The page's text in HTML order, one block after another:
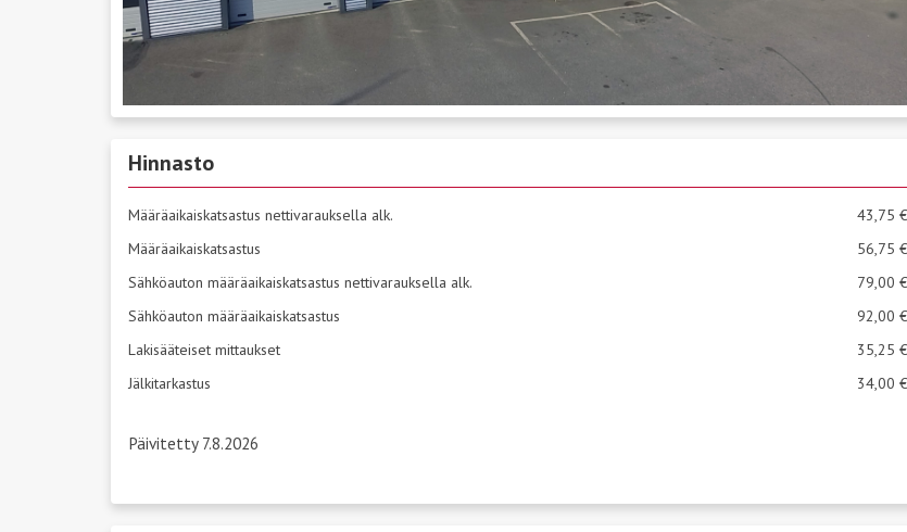
Hinnasto
Määräaikaiskatsastus nettivarauksella alk.
43,75 €
Määräaikaiskatsastus
56,75 €
Sähköauton määräaikaiskatsastus nettivarauksella alk.
79,00 €
Sähköauton määräaikaiskatsastus
92,00 €
Lakisääteiset mittaukset
35,25 €
Jälkitarkastus
34,00 €
Päivitetty 7.8.2026